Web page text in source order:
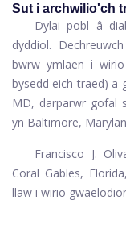
Sut i archwilio'ch
Dylai pobl â
dyddiol.
bwrw ymlaen i
bysedd eich traed) a
MD, darparwr gofal
yn Baltimore,
Francisco J.
Coral Gables,
llaw i wirio